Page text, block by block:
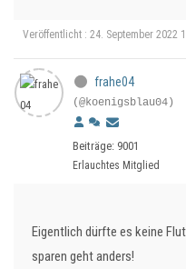
Veröffentlicht : 24. September 2022
frahe04
(@koenigsblau04)
Beiträge: 9001
Erlauchtes Mitglied
Eigentlich dürfte es keine
sparen geht anders!